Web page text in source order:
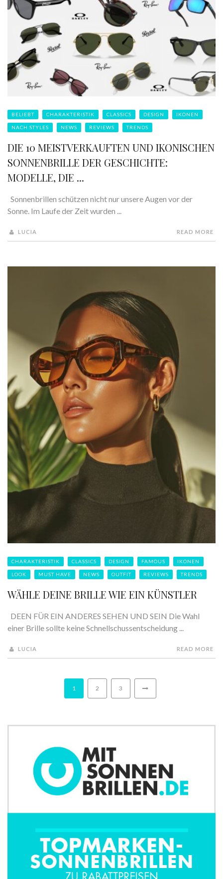
BELIEBT CHARAKTERISTIK CLASSICS DESIGN IKONEN
NACH STYLES NEWS REVIEWS TRENDS
DIE 10 MEISTVERKAUFTEN UND IKONISCHEN
SONNENBRILLE DER GESCHICHTE:
MODELLE, DIE ...
Sonnenbrillen schützen nicht nur unsere Augen vor der
Sonne. Im Laufe der Zeit wurden ...
LUCIA READ MORE
CHARAKTERISTIK CLASSICS DESIGN FAMOUS IKONEN
LOOK MUST HAVE NEWS OUTFIT REVIEWS TRENDS
WÄHLE DEINE BRILLE WIE EIN KÜNSTLER
DEEN FÜR EIN ANDERES SEHEN UND SEIN Die Wahl
einer Brille sollte keine Schnellschussentscheidung ...
LUCIA READ MORE
1 2 3